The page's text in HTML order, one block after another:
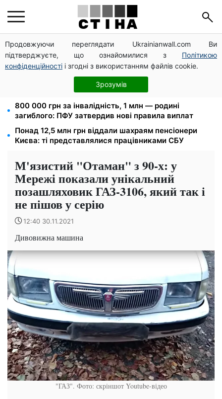
Продовжуючи переглядати Ukrainianwall.com Ви
підтверджуєте, що ознайомилися з Політикою
конфіденційності і згодні з використанням файлів cookie.
Зрозумів
Прикував кайданками до драбини на всю ніч: на
Закарпатті судитимуть працівника ТЦК за
катування
Зарплата 30 000 грн — пенсія 11 500 грн: ПФУ
пояснив, як розрахувати виплати у 2026 році
800 000 грн за інвалідність, 1 млн — родині
загиблого: ПФУ затвердив нові правила виплат
Понад 12,5 млн грн віддали шахраям пенсіонери
Києва: ті представлялися працівниками СБУ
М'язистий "Отаман" з 90-х: у
Мережі показали унікальний
позашляховик ГАЗ-3106, який так і
не пішов у серію
12:40 30.11.2021
Дивовижна машина
"ГАЗ". Фото: скріншот Youtube-відео